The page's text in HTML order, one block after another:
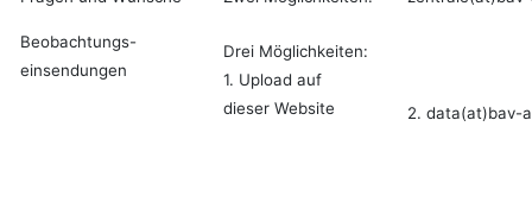
Beobachtungs-
einsendungen
Drei Möglichkeiten:
1. Upload auf
dieser Website
2. data(at)bav-